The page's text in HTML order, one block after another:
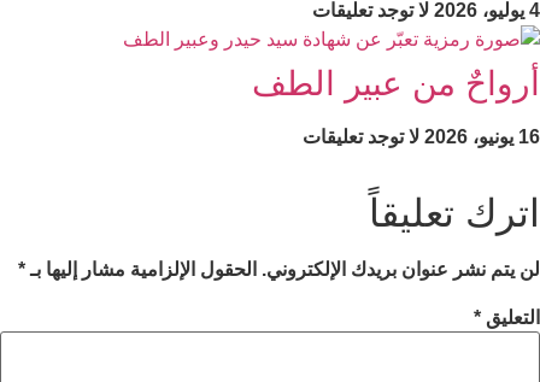
4 يوليو، 2026 لا توجد تعليقات
أرواحٌ من عبير الطف
16 يونيو، 2026 لا توجد تعليقات
اترك تعليقاً
لن يتم نشر عنوان بريدك الإلكتروني. الحقول الإلزامية مشار إليها بـ*
التعليق *